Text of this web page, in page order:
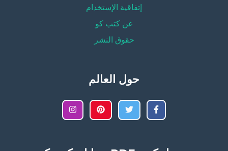
إتفاقية الإستخدام
عن كتب كو
حقوق النشر
حول العالم